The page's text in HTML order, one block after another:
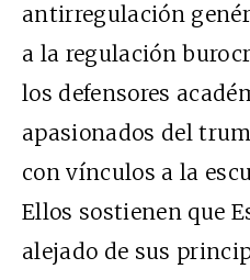
antirregulación
a la regulación
los defensores
apasionados del
con vínculos a la
Ellos sostienen que
alejado de sus